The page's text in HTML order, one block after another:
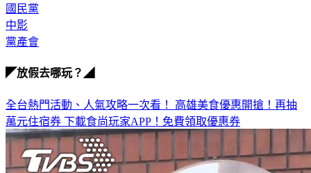
國民黨
中影
黨產會
◤放假去哪玩？◢
全台熱門活動、人氣攻略一次看！ 高雄美食優惠開搶！再抽
萬元住宿券 下載食尚玩家APP！免費領取優惠券